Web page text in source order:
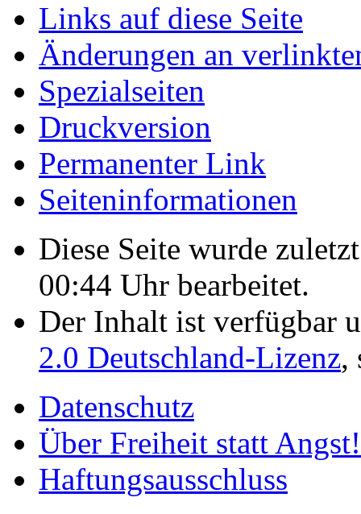
Links auf diese Seite
Änderungen an
Spezialseiten
Druckversion
Permanenter Link
Seiten­­informationen
Diese Seite wurde
00:44 Uhr bearbeitet.
Der Inhalt ist verfügbar
2.0 Deutschland-Lizenz,
Datenschutz
Über Freiheit statt Angst!
Haftungsausschluss